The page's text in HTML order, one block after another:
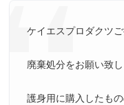
ケイエスプロダクツ
廃棄処分をお願い致し
護身用に購入したも